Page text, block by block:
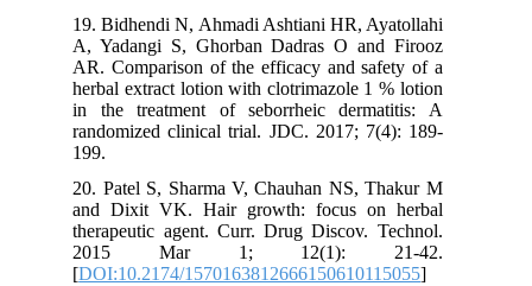
19. Bidhendi N, Ahmadi Ashtiani HR, Ayatollahi
A, Yadangi S, Ghorban Dadras O and Firooz
AR. Comparison of the efficacy and safety of a
herbal extract lotion with clotrimazole 1 % lotion
in the treatment of seborrheic dermatitis: A
randomized clinical trial. JDC. 2017; 7(4): 189-
199.
20. Patel S, Sharma V, Chauhan NS, Thakur M
and Dixit VK. Hair growth: focus on herbal
therapeutic agent. Curr. Drug Discov. Technol.
2015 Mar 1; 12(1): 21-42.
[DOI:10.2174/1570163812666150610115055